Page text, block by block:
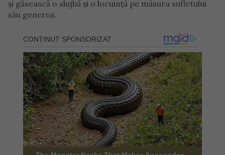
și găsească o slujbă și o locuință pe măsura sufletului
său generos.